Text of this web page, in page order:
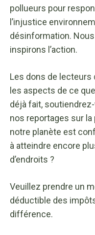
pollueurs pour
l’injustice
désinformation.
inspirons l’action.
Les dons de
les aspects de ce
déjà fait,
nos reportages sur la
notre planète est
à atteindre encore
d’endroits ?
Veuillez prendre un
déductible des
différence.